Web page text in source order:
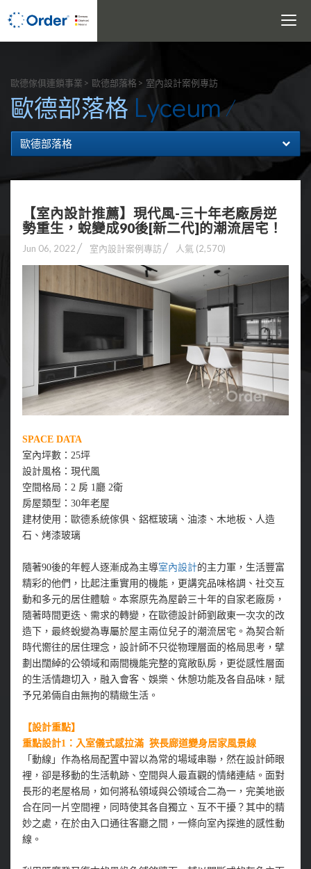
Toggle
歐德傢俱連鎖事業 歐德部落格 室內設計案例專訪
歐德部落格 Lyceum
歐德部落格
【室內設計推薦】現代風-三十年老廠房逆
勢重生，蛻變成90後[新二代]的潮流居宅！
Jun 06, 2022 室內設計案例專訪 人氣 (2,570)
SPACE DATA
室內坪數：25坪
設計風格：現代風
空間格局：2 房 1廳 2衛
房屋類型：30年老屋
建材使用：歐德系統傢俱、鋁框玻璃、油漆、木地板、人造
石、烤漆玻璃
隨著90後的年輕人逐漸成為主導室內設計的主力軍，生活豐富
精彩的他們，比起注重實用的機能，更講究品味格調、社交互
動和多元的居住體驗。本案原先為屋齡三十年的自家老廠房，
隨著時間更迭、需求的轉變，在歐德設計師劉啟東一次次的改
造下，最終蛻變為專屬於屋主兩位兒子的潮流居宅。為契合新
時代嚮往的居住理念，設計師不只從物理層面的格局思考，擘
劃出闊綽的公領域和兩間機能完整的寬敞臥房，更從感性層面
的生活情趣切入，融入會客、娛樂、休憩功能及各自品味，賦
予兄弟倆自由無拘的精緻生活。
【設計重點】
重點設計1：入室儀式感拉滿 狹長廊道變身居家風景線
「動線」作為格局配置中習以為常的場域串聯，然在設計師眼
裡，卻是移動的生活軌跡、空間與人最直觀的情緒連結。面對
長形的老屋格局，如何將私領域與公領域合二為一，完美地嵌
合在同一片空間裡，同時使其各自獨立、互不干擾？其中的精
妙之處，在於由入口通往客廳之間，一條向室內探進的感性動
線。